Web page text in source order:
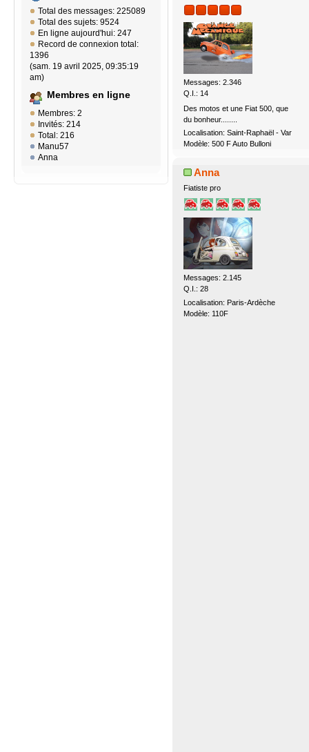
Total des messages: 225089
Total des sujets: 9524
En ligne aujourd'hui: 247
Record de connexion total:
1396
(sam. 19 avril 2025, 09:35:19
am)
Membres en ligne
Membres: 2
Invités: 214
Total: 216
Manu57
Anna
Messages: 2.346
Q.I.: 14
Des motos et une Fiat 500, que
du bonheur........
Localisation: Saint-Raphaël - Var
Modèle: 500 F Auto Bulloni
Anna
Fiatiste pro
Messages: 2.145
Q.I.: 28
Localisation: Paris-Ardèche
Modèle: 110F